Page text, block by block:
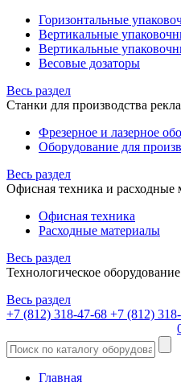
Горизонтальные
Вертикальные
Вертикальные
Весовые дозаторы
Весь раздел
Станки для производства
Фрезерное и лазерное
Оборудование для
Весь раздел
Офисная техника и расходные
Офисная техника
Расходные материалы
Весь раздел
Технологическое оборудование
Весь раздел
+7 (812) 318-47-68 +7 (812)
Главная